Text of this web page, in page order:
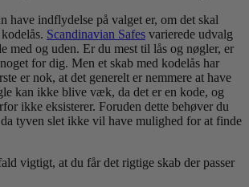
have indflydelse på valget er, om det skal
Scandinavian Safes varierede udvalg
med og uden. Er du mest til lås og nøgler, er
for dig. Men et skab med kodelås har
er nok, at det generelt er nemmere at have
kan ikke blive væk, da det er en kode, og
ikke eksisterer. Foruden dette behøver du
tyven slet ikke vil have mulighed for at finde
vigtigt, at du får det rigtige skab der passer